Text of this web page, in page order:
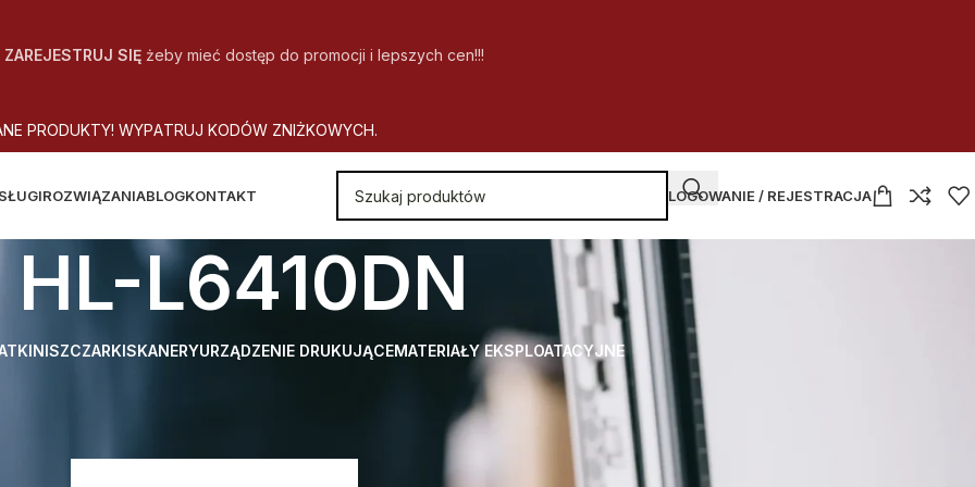
ZAREJESTRUJ SIĘżeby mieć dostęp do promocji i lepszych cen!!!
NE PRODUKTY! WYPATRUJ KODÓW ZNIŻKOWYCH.
ROZWIĄZANIABLOGKONTAKT LOGOWANIE / REJESTRACJA
HL-L6410DN
NISZCZARKISKANERYURZĄDZENIE DRUKUJĄCEMATERIAŁY EKSPLOATACYJNE